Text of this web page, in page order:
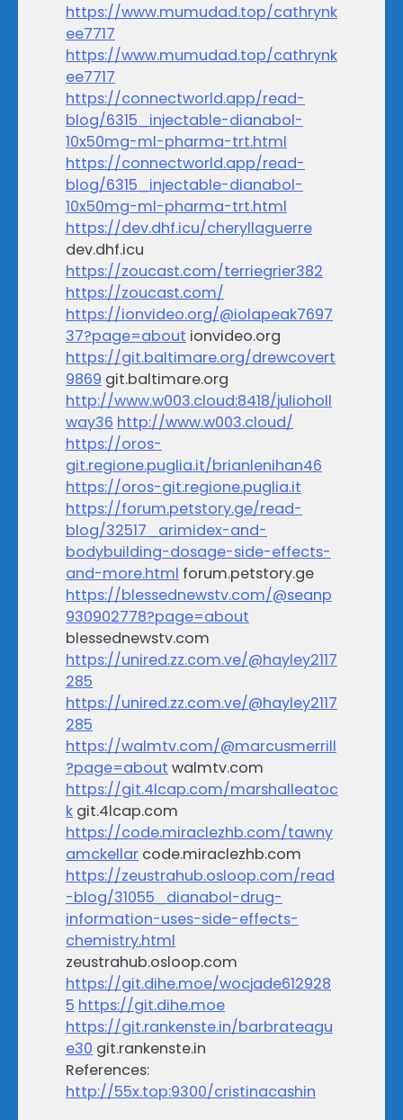
https://www.mumudad.top/cathrynk
ee7717
https://www.mumudad.top/cathrynk
ee7717
https://connectworld.app/read-
blog/6315_injectable-dianabol-
10x50mg-ml-pharma-trt.html
https://connectworld.app/read-
blog/6315_injectable-dianabol-
10x50mg-ml-pharma-trt.html
https://dev.dhf.icu/cheryllaguerre
dev.dhf.icu
https://zoucast.com/terriegrier382
https://zoucast.com/
https://ionvideo.org/@iolapeak7697
37?page=about ionvideo.org
https://git.baltimare.org/drewcovert
9869 git.baltimare.org
http://www.w003.cloud:8418/julioholl
way36 http://www.w003.cloud/
https://oros-
git.regione.puglia.it/brianlenihan46
https://oros-git.regione.puglia.it
https://forum.petstory.ge/read-
blog/32517_arimidex-and-
bodybuilding-dosage-side-effects-
and-more.html forum.petstory.ge
https://blessednewstv.com/@seanp
930902778?page=about
blessednewstv.com
https://unired.zz.com.ve/@hayley2117
285
https://unired.zz.com.ve/@hayley2117
285
https://walmtv.com/@marcusmerrill
?page=about walmtv.com
https://git.4lcap.com/marshalleatoc
k git.4lcap.com
https://code.miraclezhb.com/tawny
amckellar code.miraclezhb.com
https://zeustrahub.osloop.com/read
-blog/31055_dianabol-drug-
information-uses-side-effects-
chemistry.html
zeustrahub.osloop.com
https://git.dihe.moe/wocjade612928
5 https://git.dihe.moe
https://git.rankenste.in/barbrateagu
e30 git.rankenste.in
References:
http://55x.top:9300/cristinacashin